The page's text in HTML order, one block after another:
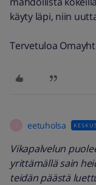
käyty läpi, niin
Tervetuloa
eetuholsa
Vikapalvelun
yrittämällä sain
teidän päästä